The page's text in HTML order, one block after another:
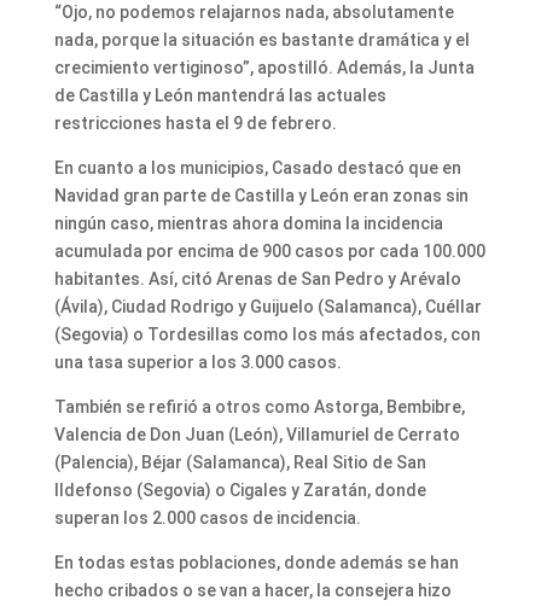
“Ojo, no podemos relajarnos nada, absolutamente
nada, porque la situación es bastante dramática y el
crecimiento vertiginoso”, apostilló. Además, la Junta
de Castilla y León mantendrá las actuales
restricciones hasta el 9 de febrero.
En cuanto a los municipios, Casado destacó que en
Navidad gran parte de Castilla y León eran zonas sin
ningún caso, mientras ahora domina la incidencia
acumulada por encima de 900 casos por cada 100.000
habitantes. Así, citó Arenas de San Pedro y Arévalo
(Ávila), Ciudad Rodrigo y Guijuelo (Salamanca), Cuéllar
(Segovia) o Tordesillas como los más afectados, con
una tasa superior a los 3.000 casos.
También se refirió a otros como Astorga, Bembibre,
Valencia de Don Juan (León), Villamuriel de Cerrato
(Palencia), Béjar (Salamanca), Real Sitio de San
Ildefonso (Segovia) o Cigales y Zaratán, donde
superan los 2.000 casos de incidencia.
En todas estas poblaciones, donde además se han
hecho cribados o se van a hacer, la consejera hizo